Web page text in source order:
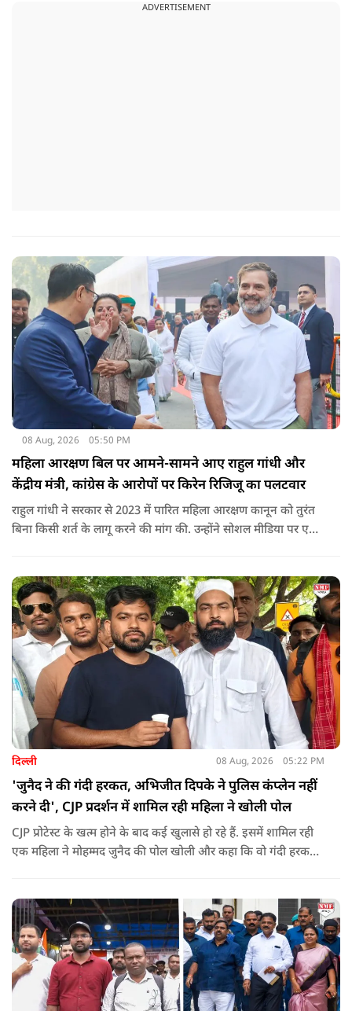
ADVERTISEMENT
08 Aug, 2026 05:50 PM
महिला आरक्षण बिल पर आमने-सामने आए राहुल गांधी और
केंद्रीय मंत्री, कांग्रेस के आरोपों पर किरेन रिजिजू का पलटवार
राहुल गांधी ने सरकार से 2023 में पारित महिला आरक्षण कानून को तुरंत
बिना किसी शर्त के लागू करने की मांग की. उन्होंने सोशल मीडिया पर एक
दिल्ली 08 Aug, 2026 05:22 PM
'जुनैद ने की गंदी हरकत, अभिजीत दिपके ने पुलिस कंप्लेन नहीं
करने दी', CJP प्रदर्शन में शामिल रही महिला ने खोली पोल
CJP प्रोटेस्ट के खत्म होने के बाद कई खुलासे हो रहे हैं. इसमें शामिल रही
एक महिला ने मोहम्मद जुनैद की पोल खोली और कहा कि वो गंदी हरकतें
दिया.